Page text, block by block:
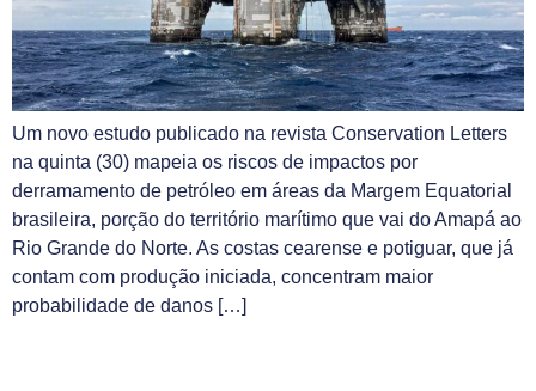
Um novo estudo publicado na revista Conservation Letters
na quinta (30) mapeia os riscos de impactos por
derramamento de petróleo em áreas da Margem Equatorial
brasileira, porção do território marítimo que vai do Amapá ao
Rio Grande do Norte. As costas cearense e potiguar, que já
contam com produção iniciada, concentram maior
probabilidade de danos […]